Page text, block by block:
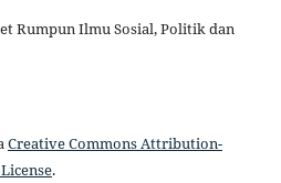
Rumpun Ilmu Sosial, Politik dan
Creative Commons Attribution-
.